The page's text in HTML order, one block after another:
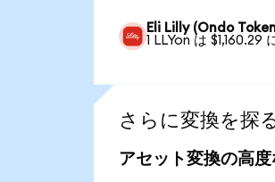
Eli Lilly (Ondo
1 LLYon は $1,160.29
さらに変換を探
アセット変換の高